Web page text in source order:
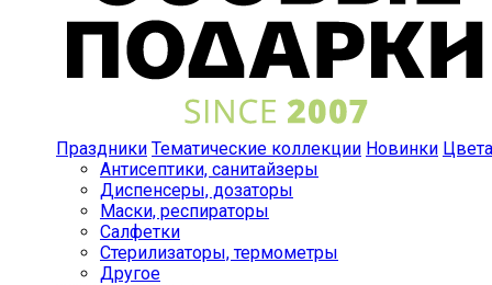
Праздники Тематические коллекции Новинки Цвета
Антисептики, санитайзеры
Диспенсеры, дозаторы
Маски, респираторы
Салфетки
Стерилизаторы, термометры
Другое